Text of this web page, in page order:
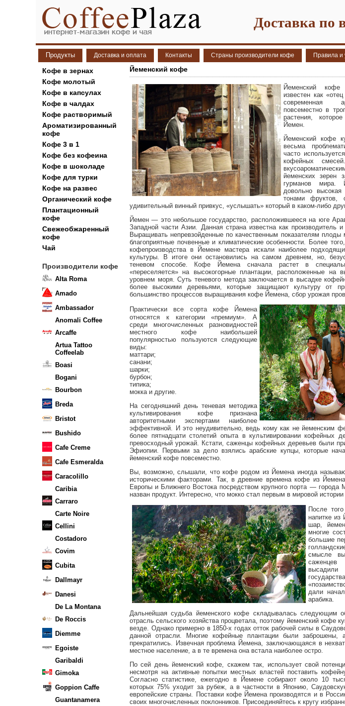
Доставка по
Продукты Доставка и оплата Контакты Страны производители кофе Правила и
Кофе в зернах
Кофе молотый
Кофе в капсулах
Кофе в чалдах
Кофе растворимый
Ароматизированный
кофе
Кофе 3 в 1
Кофе без кофеина
Кофе в шоколаде
Кофе для турки
Кофе на развес
Органический кофе
Плантационный
кофе
Свежеобжаренный
кофе
Чай
Производители кофе
Alta Roma
Amado
Ambassador
Anomali Coffee
Arcaffe
Artua Tattoo
Coffeelab
Boasi
Bogani
Bourbon
Breda
Bristot
Bushido
Cafe Creme
Cafe Esmeralda
Caracolillo
Caribia
Carraro
Carte Noire
Cellini
Costadoro
Covim
Cubita
Dallmayr
Danesi
De La Montana
De Roccis
Diemme
Egoiste
Garibaldi
Gimoka
Goppion Caffe
Guantanamera
Йеменский кофе
Йеменский кофе
известен как
современная
повсеместно в
растения,
Йемен.
Йеменский кофе
весьма
часто
кофейных
йеменских зерен
гурманов мира.
довольно
тонами фруктов,
удивительный винный привкус, «услышать» который в каком-либо
Йемен — это небольшое государство, расположившееся на юге
Западной части Азии. Данная страна известна как производитель
Выращивать непревзойденные по качественным показателям
благоприятные почвенные и климатические особенности. Более
кофепроизводства в Йемене мастера искали наиболее
культуры. В итоге они остановились на самом древнем, но,
теневом способе. Кофе Йемена сначала растет в
«переселяется» на высокогорные плантации, расположенные на
уровнем моря. Суть теневого метода заключается в высадке
более высокими деревьями, которые защищают культуру от
большинство процессов выращивания кофе Йемена, сбор урожая
Практически все сорта кофе Йемена
относятся к категории «премиум». А
среди многочисленных разновидностей
местного кофе наибольшей
популярностью пользуются следующие
виды:
маттари;
санани;
шарки;
бурбон;
типика;
мокка и другие.
На сегодняшний день теневая методика
культивирования кофе признана
авторитетными экспертами наиболее
эффективной. И это неудивительно, ведь кому как не йеменским
более пятнадцати столетий опыта в культивировании кофейных
превосходный урожай. Кстати, саженцы кофейных деревьев были
Эфиопии. Первыми за дело взялись арабские купцы, которые
йеменский кофе повсеместно.
Вы, возможно, слышали, что кофе родом из Йемена иногда
историческими факторами. Так, в древние времена кофе из
Европы и Ближнего Востока посредством крупного порта — города
назван продукт. Интересно, что мокко стал первым в мировой
После
напитке из
шар,
многие
большие
смысле
дали
арабика.
Дальнейшая судьба йеменского кофе складывалась следующим
отрасль сельского хозяйства процветала, поэтому йеменский кофе
везде. Однако примерно в 1850-х годах отток рабочей силы в
данной отрасли. Многие кофейные плантации были заброшены,
прекратились. Извечная проблема Йемена, заключающаяся в
местное население, а в те времена она встала наиболее остро.
По сей день йеменский кофе, скажем так, использует свой
несмотря на активные попытки местных властей поставить
Согласно статистике, ежегодно в Йемене собирают около 10
которых 75% уходит за рубеж, а в частности в Японию,
европейские страны. Поставки кофе Йемена производятся и в
своих многочисленных поклонников. Присоединяйтесь к кругу